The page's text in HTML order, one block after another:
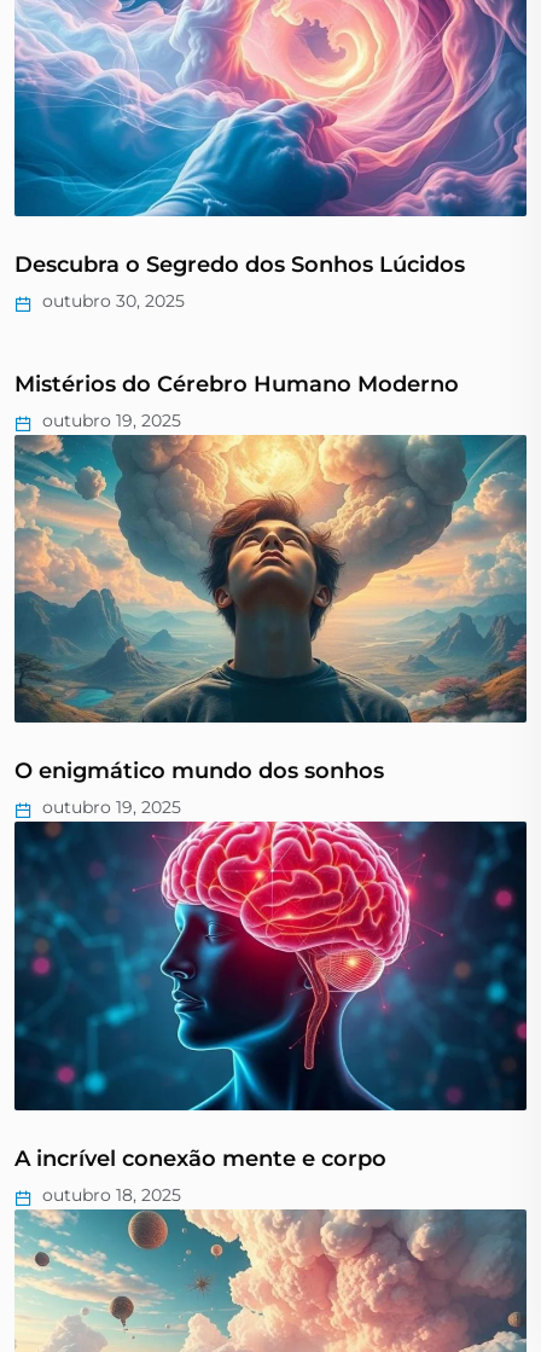
Descubra o Segredo dos Sonhos Lúcidos
outubro 30, 2025
Mistérios do Cérebro Humano Moderno
outubro 19, 2025
O enigmático mundo dos sonhos
outubro 19, 2025
A incrível conexão mente e corpo
outubro 18, 2025